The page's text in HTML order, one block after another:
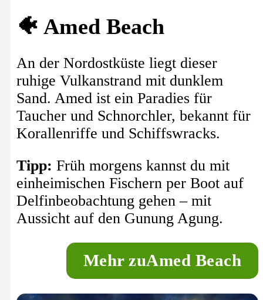
🐠 Amed Beach
An der Nordostküste liegt dieser
ruhige Vulkanstrand mit dunklem
Sand. Amed ist ein Paradies für
Taucher und Schnorchler, bekannt für
Korallenriffe und Schiffswracks.
Tipp: Früh morgens kannst du mit
einheimischen Fischern per Boot auf
Delfinbeobachtung gehen – mit
Aussicht auf den Gunung Agung.
Mehr zuAmed Beach